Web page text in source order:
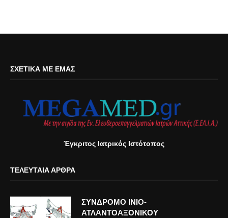
ΣΧΕΤΙΚΆ ΜΕ ΕΜΆΣ
Έγκριτος Ιατρικός Ιστότοπος
ΤΕΛΕΥΤΑΊΑ ΆΡΘΡΑ
ΣΥΝΔΡΟΜΟ ΙΝΙΟ-
ΑΤΛΑΝΤΟΑΞΟΝΙΚΟΥ